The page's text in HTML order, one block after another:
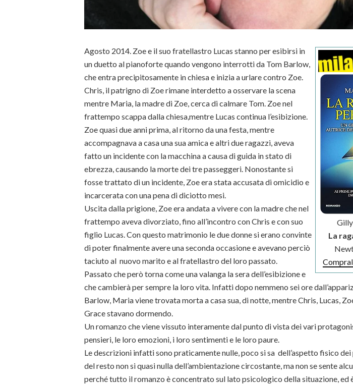
La
Agosto 2014. Zoe e il suo fratellastro Lucas stanno per esibirsi in
un duetto al pianoforte quando vengono interrotti da Tom Barlow,
che entra precipitosamente in chiesa e inizia a urlare contro Zoe.
Chris, il patrigno di Zoe rimane interdetto a osservare la scena
mentre Maria, la madre di Zoe, cerca di calmare Tom. Zoe nel
frattempo scappa dalla chiesa,mentre Lucas continua l’esibizione.
Zoe quasi due anni prima, al ritorno da una festa, mentre
accompagnava a casa una sua amica e altri due ragazzi, aveva
fatto un incidente con la macchina a causa di guida in stato di
ebrezza, causando la morte dei tre passeggeri. Nonostante si
fosse trattato di un incidente, Zoe era stata accusata di omicidio e
incarcerata con una pena di diciotto mesi.
Uscita dalla prigione, Zoe era andata a vivere con la madre che nel
frattempo aveva divorziato, fino all’incontro con Chris e con suo
figlio Lucas. Con questo matrimonio le due donne si erano convinte
di poter finalmente avere una seconda occasione e avevano perciò
taciuto al nuovo marito e al fratellastro del loro passato.
Passato che però torna come una valanga la sera dell’esibizione e
che cambierà per sempre la loro vita. Infatti dopo nemmeno sei ore
Barlow, Maria viene trovata morta a casa sua, di notte, mentre Chris, Lucas,
Grace stavano dormendo.
Un romanzo che viene vissuto interamente dal punto di vista dei vari
pensieri, le loro emozioni, i loro sentimenti e le loro paure.
Le descrizioni infatti sono praticamente nulle, poco si sa dell’aspetto fisico
del resto non si quasi nulla dell’ambientazione circostante, ma non se sente
perché tutto il romanzo è concentrato sul lato psicologico della situazione, ed